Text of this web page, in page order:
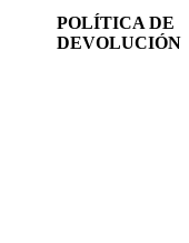
POLÍTICA DE
DEVOLUCIÓN